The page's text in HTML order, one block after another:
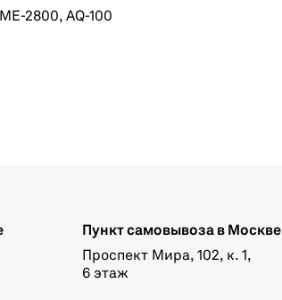
2800, AQ-100
Пункт самовывоза в Москве
Проспект Мира, 102, к. 1,
6 этаж